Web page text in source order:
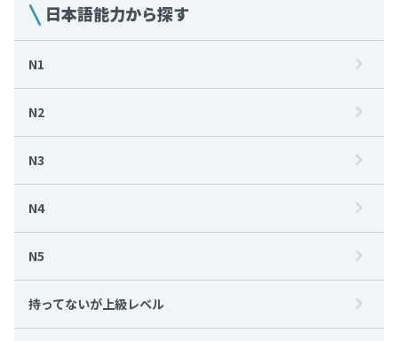
日本語能力から探す
N1
N2
N3
N4
N5
持ってないが上級レベル